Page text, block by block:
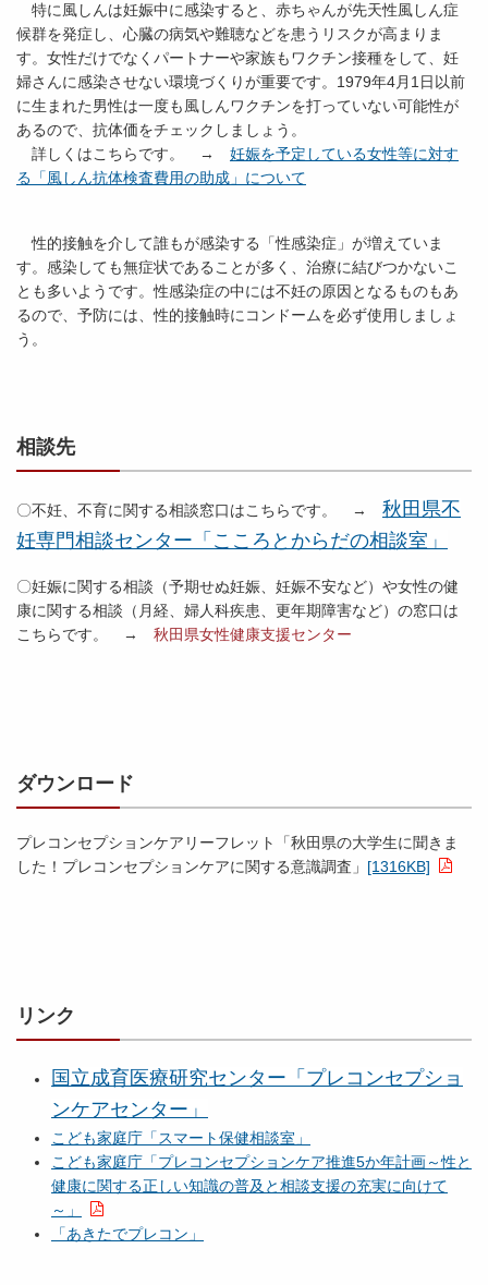
特に風しんは妊娠中に感染すると、赤ちゃんが先天性風しん症
候群を発症し、心臓の病気や難聴などを患うリスクが高まりま
す。女性だけでなくパートナーや家族もワクチン接種をして、妊
婦さんに感染させない環境づくりが重要です。1979年4月1日以前
に生まれた男性は一度も風しんワクチンを打っていない可能性が
あるので、抗体価をチェックしましょう。
詳しくはこちらです。 → 妊娠を予定している女性等に対す
る「風しん抗体検査費用の助成」について
性的接触を介して誰もが感染する「性感染症」が増えていま
す。感染しても無症状であることが多く、治療に結びつかないこ
とも多いようです。性感染症の中には不妊の原因となるものもあ
るので、予防には、性的接触時にコンドームを必ず使用しましょ
う。
相談先
〇不妊、不育に関する相談窓口はこちらです。 → 秋田県不
妊専門相談センター「こころとからだの相談室」
〇妊娠に関する相談（予期せぬ妊娠、妊娠不安など）や女性の健
康に関する相談（月経、婦人科疾患、更年期障害など）の窓口は
こちらです。 → 秋田県女性健康支援センター
ダウンロード
プレコンセプションケアリーフレット「秋田県の大学生に聞きま
した！プレコンセプションケアに関する意識調査」 [1316KB]
リンク
国立成育医療研究センター「プレコンセプショ
ンケアセンター」
こども家庭庁「スマート保健相談室」
こども家庭庁「プレコンセプションケア推進5か年計画～性と
健康に関する正しい知識の普及と相談支援の充実に向けて
～」
「あきたでプレコン」